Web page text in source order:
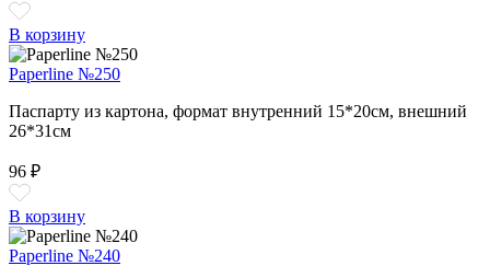
В корзину
Paperline №250
Паспарту из картона, формат внутренний 15*20см, внешний
26*31см
96 ₽
В корзину
Paperline №240